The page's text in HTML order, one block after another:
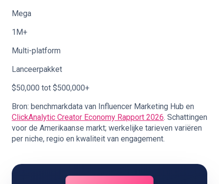
Mega
1M+
Multi-platform
Lanceerpakket
$50,000 tot $500,000+
Bron: benchmarkdata van Influencer Marketing Hub en
ClickAnalytic Creator Economy Rapport 2026. Schattingen
voor de Amerikaanse markt; werkelijke tarieven variëren
per niche, regio en kwaliteit van engagement.